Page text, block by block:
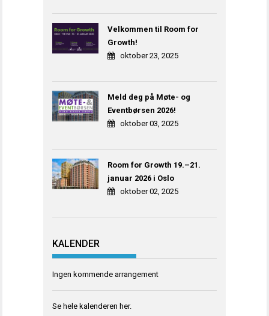
Velkommen til Room for
Growth!
oktober 23, 2025
Meld deg på Møte- og
Eventbørsen 2026!
oktober 03, 2025
Room for Growth 19.–21.
januar 2026 i Oslo
oktober 02, 2025
KALENDER
Ingen kommende arrangement
Se hele kalenderen her.